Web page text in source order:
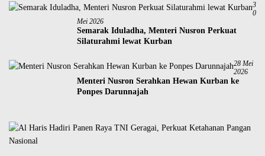
3
0
Mei 2026
Semarak Iduladha, Menteri Nusron Perkuat
Silaturahmi lewat Kurban
28 Mei
2026
Menteri Nusron Serahkan Hewan Kurban ke
Ponpes Darunnajah